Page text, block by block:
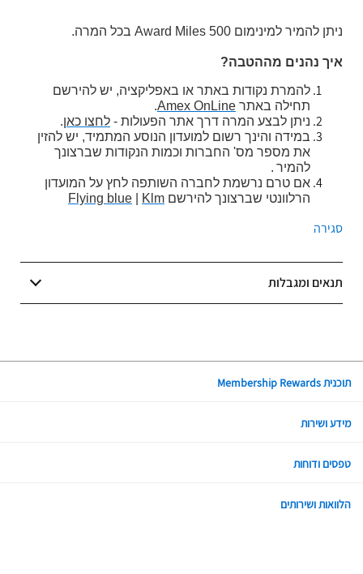
ניתן להמיר למינימום 500 Award Miles בכל המרה.
איך נהנים מההטבה?
להמרת נקודות באתר או באפליקציה, יש להירשם
תחילה באתר Amex OnLine
.
ניתן לבצע המרה דרך אתר הפעולות - לחצו כאן.
במידה והינך רשום למועדון הנוסע המתמיד, יש להזין
את מספר מס' החברות וכמות הנקודות שברצונך
להמיר .
אם טרם נרשמת לחברה השותפה לחץ על המועדון
הרלוונטי שברצונך להירשם
Flying blue Klm
סגירה
תנאים ומגבלות
תוכנית Membership Rewards
מידע ושירות
טפסים ודוחות
הלוואות ושירותים